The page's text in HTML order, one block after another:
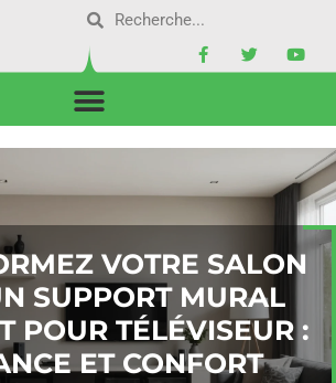
VOTRE SALON
SUPPORT MURAL
POUR TÉLÉVISEUR :
ET CONFORT